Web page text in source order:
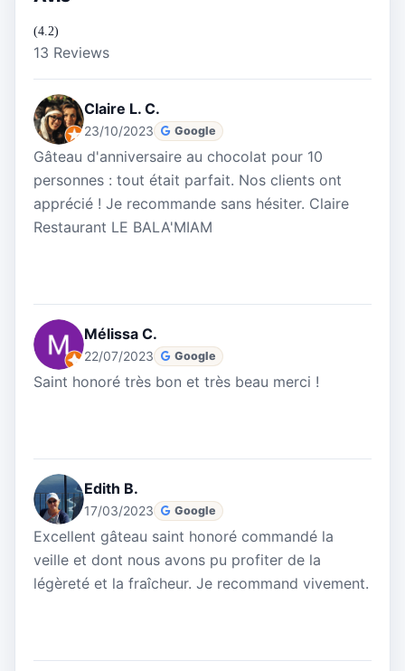
(4.2)
13 Reviews
Claire L. C.
23/10/2023 Google
Gâteau d'anniversaire au chocolat pour 10
personnes : tout était parfait. Nos clients ont
apprécié ! Je recommande sans hésiter. Claire
Restaurant LE BALA'MIAM
Mélissa C.
22/07/2023 Google
Saint honoré très bon et très beau merci !
Edith B.
17/03/2023 Google
Excellent gâteau saint honoré commandé la
veille et dont nous avons pu profiter de la
légèreté et la fraîcheur. Je recommand vivement.